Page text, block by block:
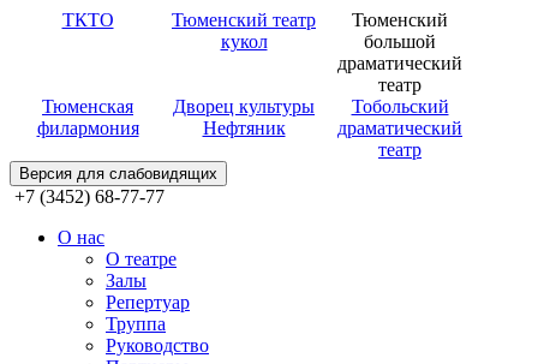
ТКТО
Тюменский театр
кукол
Тюменский
большой
драматический
театр
Тюменская
филармония
Дворец культуры
Нефтяник
Тобольский
драматический
театр
Версия для слабовидящих
+7 (3452) 68-77-77
О нас
О театре
Залы
Репертуар
Труппа
Руководство